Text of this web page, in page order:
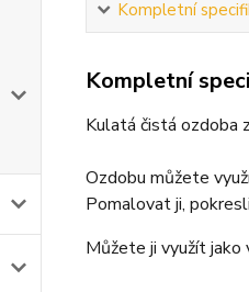
Kompletní
Kompletní
Kulatá čistá ozdoba
Ozdobu můžete
Pomalovat ji,
Můžete ji využít jako